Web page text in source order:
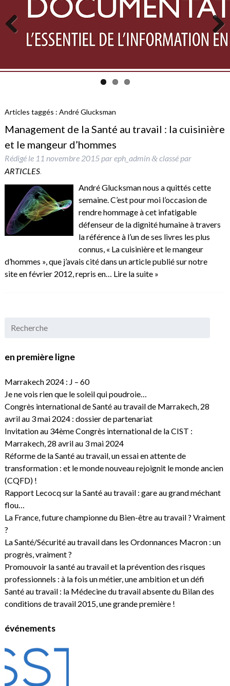
Previous Next
Articles taggés : André Glucksman
Management de la Santé au travail : la cuisinière
et le mangeur d’hommes
Rédigé le 11 novembre 2015pareph_admin &classé par
ARTICLES.
André Glucksman nous a quittés cette
semaine. C’est pour moi l’occasion de
rendre hommage à cet infatigable
défenseur de la dignité humaine à travers
la référence à l’un de ses livres les plus
connus, « La cuisinière et le mangeur
d’hommes », que j’avais cité dans un article publié sur notre
site en février 2012, repris en… Lire la suite »
en première ligne
Marrakech 2024 : J – 60
Je ne vois rien que le soleil qui poudroie…
Congrès international de Santé au travail de Marrakech, 28
avril au 3 mai 2024 : dossier de partenariat
Invitation au 34ème Congrès international de la CIST :
Marrakech, 28 avril au 3 mai 2024
Réforme de la Santé au travail, un essai en attente de
transformation : et le monde nouveau rejoignit le monde ancien
(CQFD) !
Rapport Lecocq sur la Santé au travail : gare au grand méchant
flou…
La France, future championne du Bien-être au travail ? Vraiment
?
La Santé/Sécurité au travail dans les Ordonnances Macron : un
progrès, vraiment ?
Promouvoir la santé au travail et la prévention des risques
professionnels : à la fois un métier, une ambition et un défi
Santé au travail : la Médecine du travail absente du Bilan des
conditions de travail 2015, une grande première !
événements